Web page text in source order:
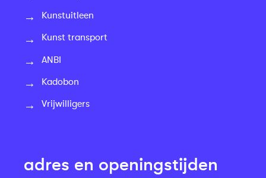
Kunstuitleen
Kunst transport
ANBI
Kadobon
Vrijwilligers
adres en openingstijden